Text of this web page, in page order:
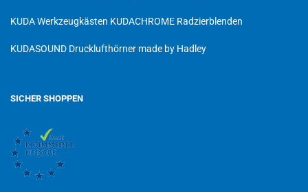
KUDA Werkzeugkästen KUDACHROME Radzierblenden
KUDASOUND Drucklufthörner made by Hadley
SICHER SHOPPEN